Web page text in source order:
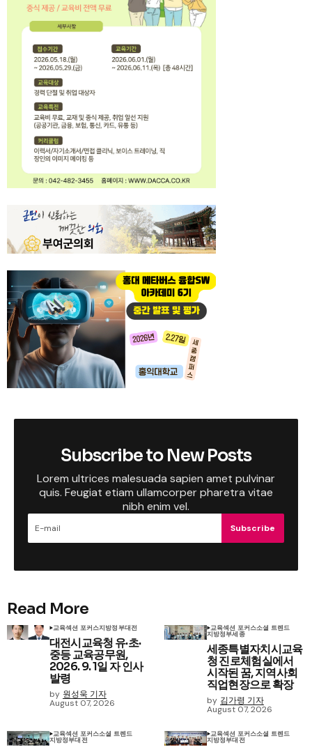
Subscribe to New Posts
Lorem ultrices malesuada sapien amet pulvinar
quis. Feugiat etiam ullamcorper pharetra vitae
nibh enim vel.
Subscribe
Read More
교육섹션 포커스지방정부대전
대전시교육청 유·초·
중등 교육공무원,
2026. 9. 1일 자 인사
발령
by 원성욱 기자
August 07, 2026
교육섹션 포커스소셜 트렌드
지방정부세종
세종특별자치시교육
청 진로체험실에서
시작된 꿈, 지역사회
직업현장으로 확장
by 김가령 기자
August 07, 2026
교육섹션 포커스소셜 트렌드
지방정부대전
교육섹션 포커스소셜 트렌드
지방정부대전